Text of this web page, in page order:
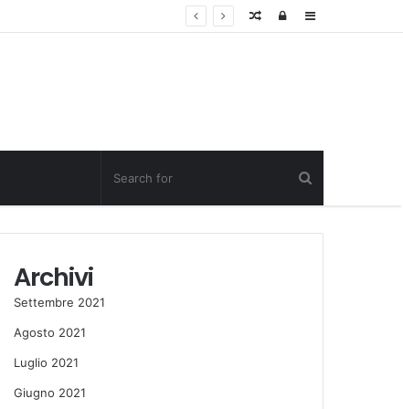
Sidebar
Log
Random
Archivi
Settembre 2021
Agosto 2021
Luglio 2021
Giugno 2021